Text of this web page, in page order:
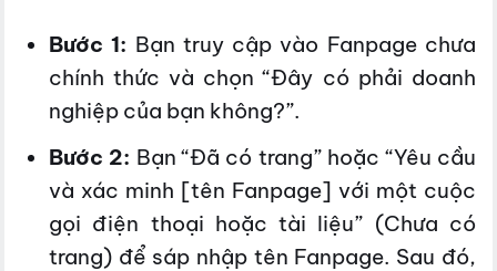
Bước 1: Bạn truy cập vào Fanpage chưa
chính thức và chọn “Đây có phải doanh
nghiệp của bạn không?”.
Bước 2: Bạn “Đã có trang” hoặc “Yêu cầu
và xác minh [tên Fanpage] với một cuộc
gọi điện thoại hoặc tài liệu” (Chưa có
trang) để sáp nhập tên Fanpage. Sau đó,